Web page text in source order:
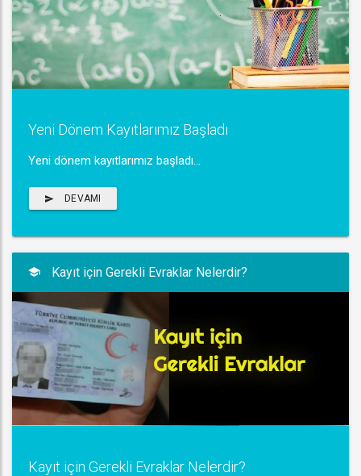
Yeni Dönem Kayıtlarımız Başladı
Yeni dönem kayıtlarımız başladı...
DEVAMI
Kayıt için Gerekli Evraklar Nelerdir?
Kayıt için Gerekli Evraklar Nelerdir?